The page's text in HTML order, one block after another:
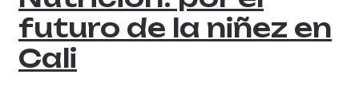
futuro de la niñez en
Cali